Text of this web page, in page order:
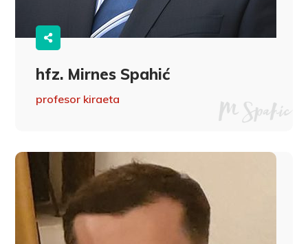
hfz. Mirnes Spahić
profesor kiraeta